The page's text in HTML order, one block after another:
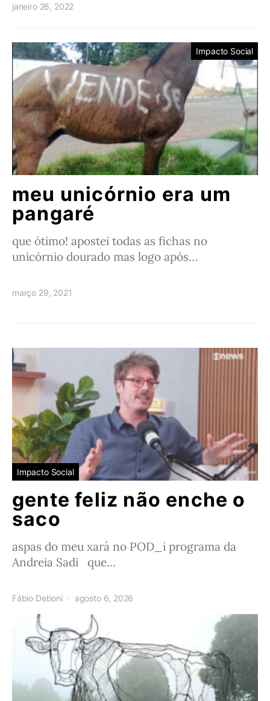
janeiro 26, 2022
Impacto Social
meu unicórnio era um
pangaré
que ótimo! apostei todas as fichas no
unicórnio dourado mas logo após…
março 29, 2021
Impacto Social
gente feliz não enche o
saco
aspas do meu xará no POD_i programa da
Andreia Sadi que…
Fábio Deboni agosto 6, 2026